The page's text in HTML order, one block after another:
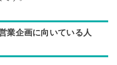
業企画に向いている人